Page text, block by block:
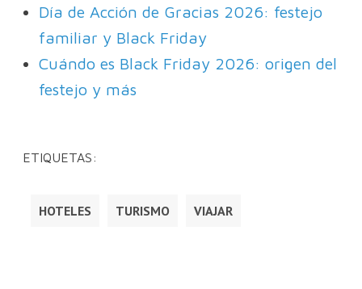
Día de Acción de Gracias 2026: festejo
familiar y Black Friday
Cuándo es Black Friday 2026: origen del
festejo y más
ETIQUETAS:
HOTELES TURISMO VIAJAR